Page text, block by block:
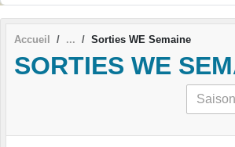
Accueil Sorties WE Semaine
SORTIES WE